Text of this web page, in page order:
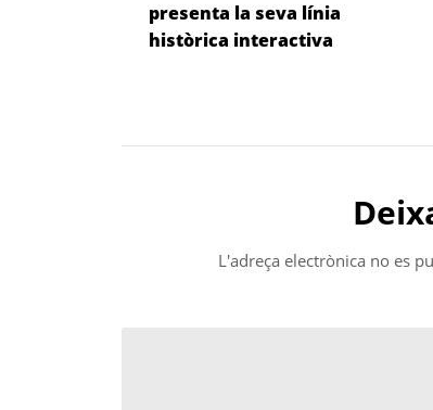
presenta la seva línia
històrica interactiva
L'adreça electrònica no es